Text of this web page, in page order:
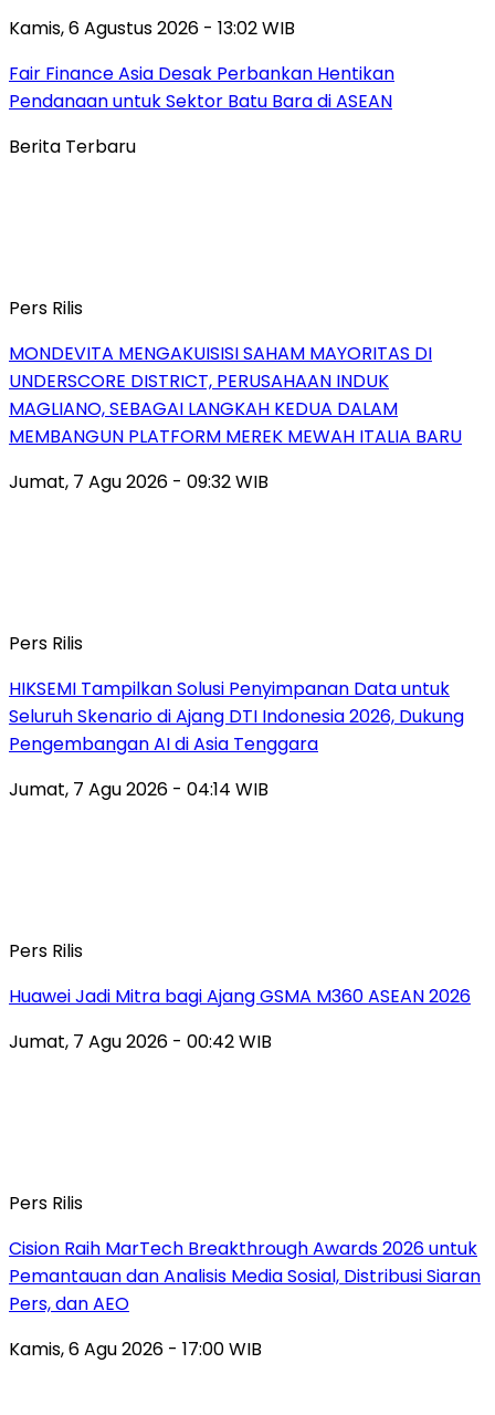
Kamis, 6 Agustus 2026 - 13:02 WIB
Fair Finance Asia Desak Perbankan Hentikan
Pendanaan untuk Sektor Batu Bara di ASEAN
Berita Terbaru
Pers Rilis
MONDEVITA MENGAKUISISI SAHAM MAYORITAS DI
UNDERSCORE DISTRICT, PERUSAHAAN INDUK
MAGLIANO, SEBAGAI LANGKAH KEDUA DALAM
MEMBANGUN PLATFORM MEREK MEWAH ITALIA BARU
Jumat, 7 Agu 2026 - 09:32 WIB
Pers Rilis
HIKSEMI Tampilkan Solusi Penyimpanan Data untuk
Seluruh Skenario di Ajang DTI Indonesia 2026, Dukung
Pengembangan AI di Asia Tenggara
Jumat, 7 Agu 2026 - 04:14 WIB
Pers Rilis
Huawei Jadi Mitra bagi Ajang GSMA M360 ASEAN 2026
Jumat, 7 Agu 2026 - 00:42 WIB
Pers Rilis
Cision Raih MarTech Breakthrough Awards 2026 untuk
Pemantauan dan Analisis Media Sosial, Distribusi Siaran
Pers, dan AEO
Kamis, 6 Agu 2026 - 17:00 WIB